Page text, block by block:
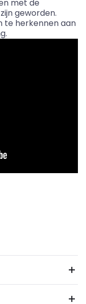
met de
geworden.
te herkennen aan